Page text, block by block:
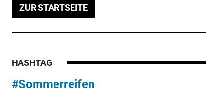
ZUR STARTSEITE
HASHTAG
#Sommerreifen